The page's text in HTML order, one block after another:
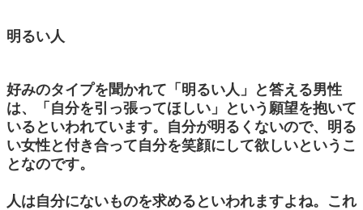
明るい人
好みのタイプを聞かれて「明るい人」と答える男性
は、「自分を引っ張ってほしい」という願望を抱いて
いるといわれています。自分が明るくないので、明る
い女性と付き合って自分を笑顔にして欲しいというこ
となのです。
人は自分にないものを求めるといわれますよね。これ